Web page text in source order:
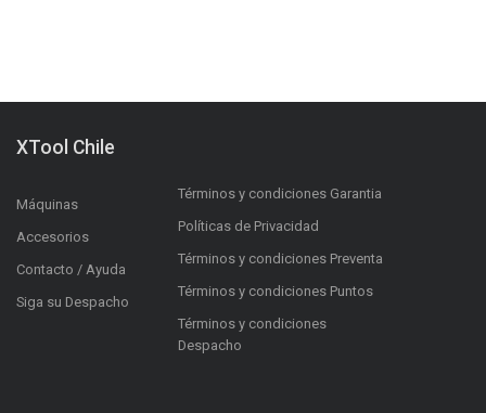
XTool Chile
Máquinas
Accesorios
Contacto / Ayuda
Siga su Despacho
Términos y condiciones Garantia
Políticas de Privacidad
Términos y condiciones Preventa
Términos y condiciones Puntos
Términos y condiciones
Despacho